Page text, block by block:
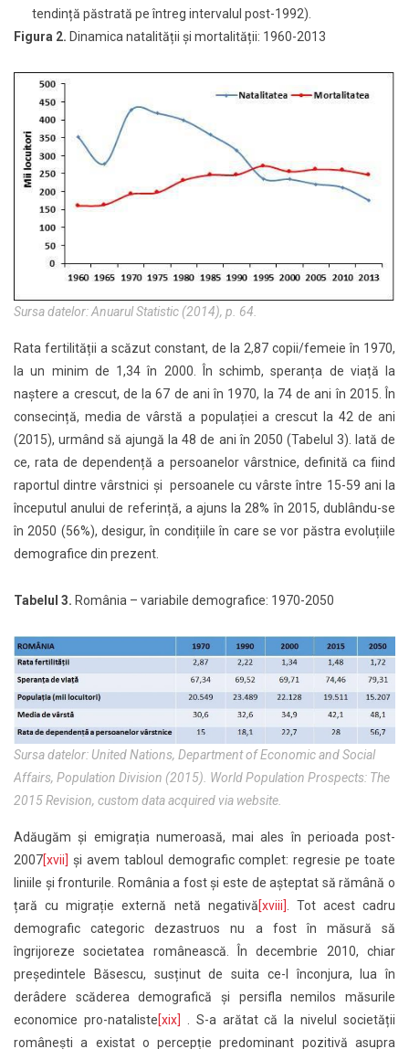
tendință păstrată pe întreg intervalul post-1992).
Figura 2. Dinamica natalității și mortalității: 1960-2013
Sursa datelor: Anuarul Statistic (2014), p. 64.
Rata fertilității a scăzut constant, de la 2,87 copii/femeie în 1970,
la un minim de 1,34 în 2000. În schimb, speranța de viață la
naștere a crescut, de la 67 de ani în 1970, la 74 de ani în 2015. În
consecință, media de vârstă a populației a crescut la 42 de ani
(2015), urmând să ajungă la 48 de ani în 2050 (Tabelul 3). Iată de
ce, rata de dependență a persoanelor vârstnice, definită ca fiind
raportul dintre vârstnici și persoanele cu vârste între 15-59 ani la
începutul anului de referință, a ajuns la 28% în 2015, dublându-se
în 2050 (56%), desigur, în condițiile în care se vor păstra evoluțiile
demografice din prezent.
Tabelul 3. România – variabile demografice: 1970-2050
Sursa datelor: United Nations, Department of Economic and Social
Affairs, Population Division (2015). World Population Prospects: The
2015 Revision, custom data acquired via website.
Adăugăm și emigrația numeroasă, mai ales în perioada post-
2007[xvii]
și avem tabloul demografic complet: regresie pe toate
liniile și fronturile. România a fost și este de așteptat să rămână o
țară cu migrație externă netă negativă[xviii]
. Tot acest cadru
demografic categoric dezastruos nu a fost în măsură să
îngrijoreze societatea românească. În decembrie 2010, chiar
președintele Băsescu, susținut de suita ce-l înconjura, lua în
derâdere scăderea demografică și persifla nemilos măsurile
economice pro-nataliste[xix]
. S-a arătat că la nivelul societății
românești a existat o percepție predominant pozitivă asupra